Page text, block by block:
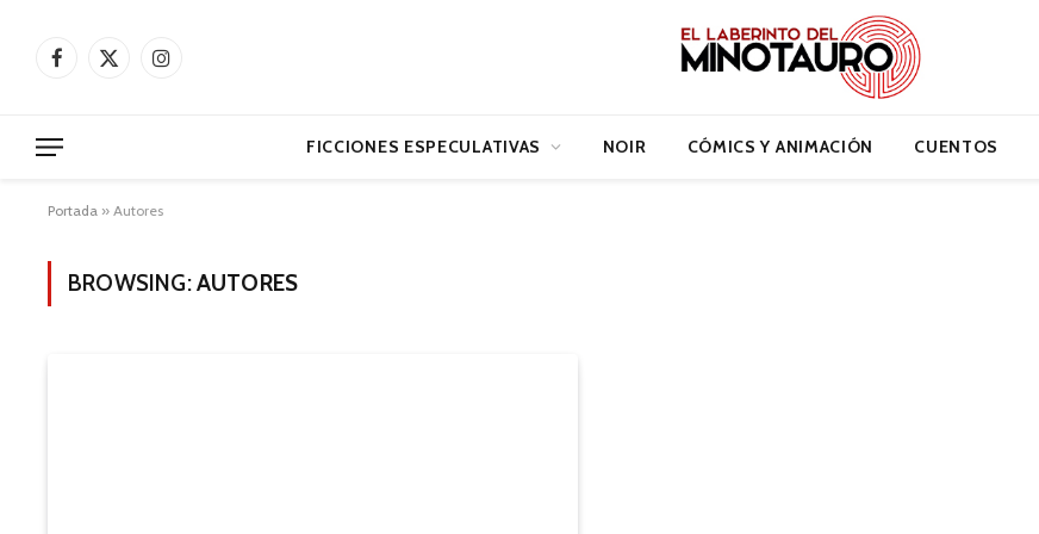
Facebook
X
Instagram
FICCIONES ESPECULATIVAS NOIR CÓMICS Y ANIMACIÓN CUENTOS
Portada » Autores
BROWSING:AUTORES